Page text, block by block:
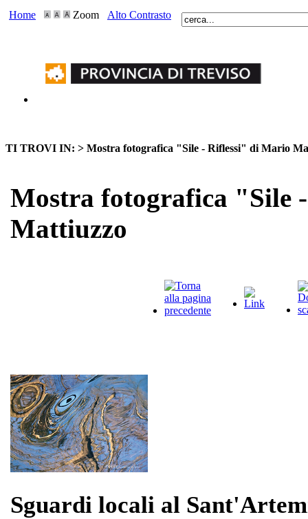
Home Zoom Alto Contrasto
TI TROVI IN: > Mostra fotografica "Sile - Riflessi" di Mario
Mostra fotografica
Mattiuzzo
Sguardi locali al